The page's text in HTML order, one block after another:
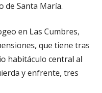
de Santa María.
en Las Cumbres,
que tiene tras
habitáculo central al
y enfrente, tres